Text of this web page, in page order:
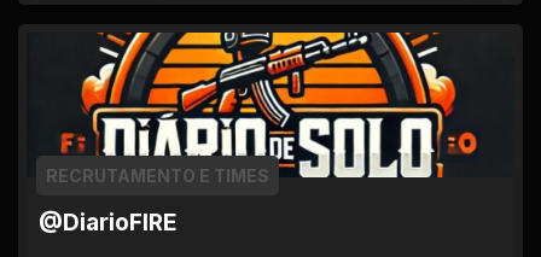
@DiarioFIRE
RECRUTAMENTO E TIMES